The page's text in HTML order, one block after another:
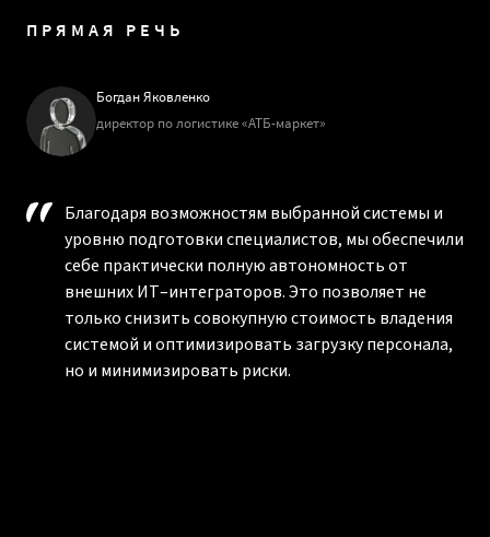
ПРЯМАЯ РЕЧЬ
Богдан Яковленко
директор по логистике «АТБ-маркет»
Благодаря возможностям выбранной системы и
уровню подготовки специалистов, мы обеспечили
себе практически полную автономность от
внешних ИТ–интеграторов. Это позволяет не
только снизить совокупную стоимость владения
системой и оптимизировать загрузку персонала,
но и минимизировать риски.